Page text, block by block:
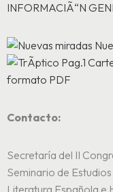
INFORMACIÃ“N
formato PDF
Contacto:
Secretaría del II
Seminario de
Literatura Española e